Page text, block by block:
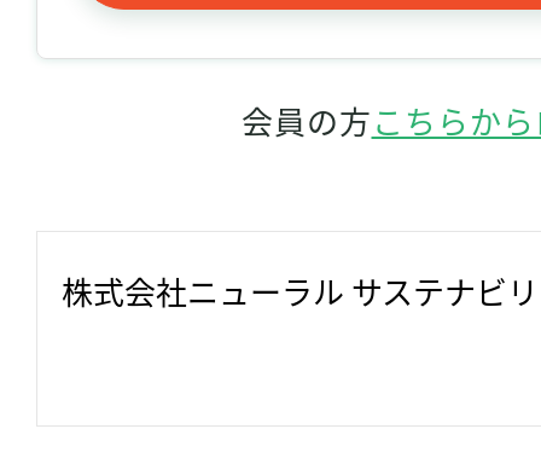
会員の方こちらか
株式会社ニューラル サステナビ